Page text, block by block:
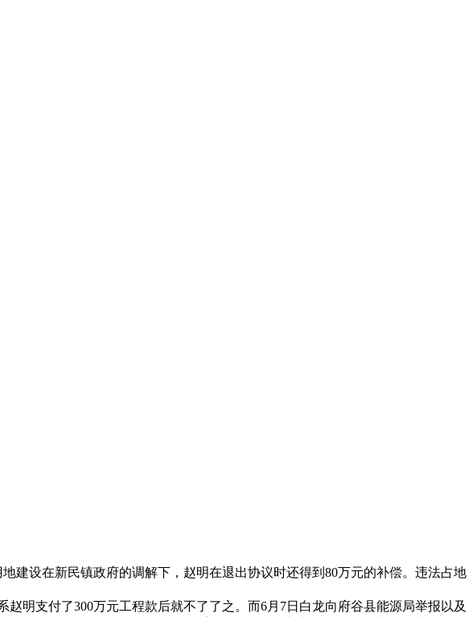
建设在新民镇政府的调解下，赵明在退出协议时还得到80万元的补偿。违法占地
明支付了300万元工程款后就不了了之。而6月7日白龙向府谷县能源局举报以及